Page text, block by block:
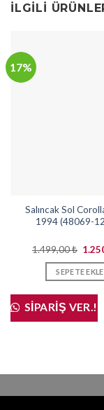
İLGILI
17%
Salıncak Sol
1994 (48069-
1.499,00₺
SEPETE EKLE
SIPARIŞ VER.!